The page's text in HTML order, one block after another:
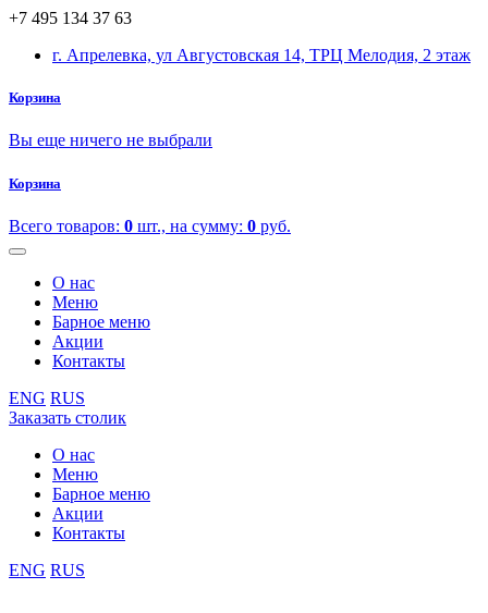
+7 495 134 37 63
г. Апрелевка, ул Августовская 14, ТРЦ Мелодия, 2 этаж
Корзина
Вы еще ничего не выбрали
Корзина
Всего товаров: 0 шт., на сумму: 0 руб.
О нас
Меню
Барное меню
Акции
Контакты
ENG RUS
Заказать столик
О нас
Меню
Барное меню
Акции
Контакты
ENG RUS